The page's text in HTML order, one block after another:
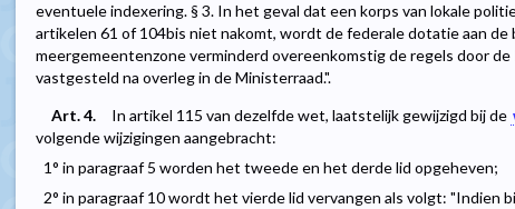
eventuele indexering. § 3. In het geval dat een korps van lokale
artikelen 61 of 104bis niet nakomt, wordt de federale dotatie aan
meergemeentenzone verminderd overeenkomstig de regels door
vastgesteld na overleg in de Ministerraad.".
Art. 4.
In artikel 115 van dezelfde wet, laatstelijk gewijzigd bij de
volgende wijzigingen aangebracht:
1° in paragraaf 5 worden het tweede en het derde lid opgeheven;
2° in paragraaf 10 wordt het vierde lid vervangen als volgt: "Indien